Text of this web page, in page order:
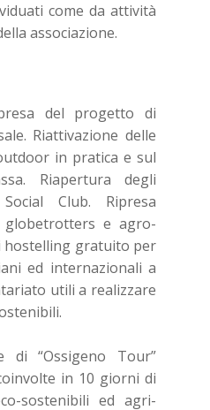
come da attività
associazione.
del progetto di
Riattivazione delle
in pratica e sul
Riapertura degli
Club. Ripresa
globetrotters e agro-
gratuito per
ed internazionali a
utili a realizzare
di “Ossigeno Tour”
in 10 giorni di
sostenibili ed agri-